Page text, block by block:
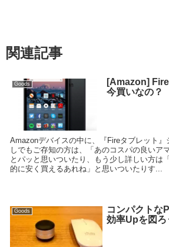
関連記事
Goods
[Amazon]
今買いなの？
Amazonデバイスの中に、『Fireタブレット
しでもご存知の方は、「あのコスパの良いア
とパッと思いついたり、もう少し詳しい方は
的に安く買えるあれね」と思いついたりす...
Goods
コンパクトな
効率Upを図ろ